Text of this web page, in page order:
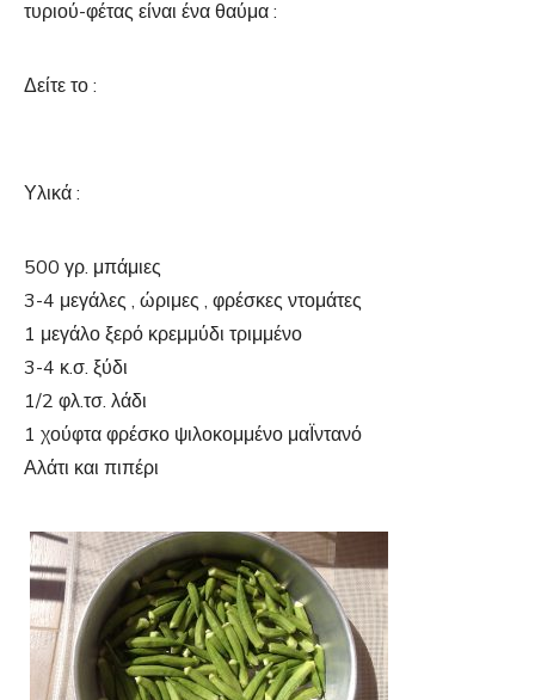
τυριού-φέτας είναι ένα θαύμα :
Δείτε το :
Υλικά :
500 γρ. μπάμιες
3-4 μεγάλες , ώριμες , φρέσκες ντομάτες
1 μεγάλο ξερό κρεμμύδι τριμμένο
3-4 κ.σ. ξύδι
1/2 φλ.τσ. λάδι
1 χούφτα φρέσκο ψιλοκομμένο μαΪντανό
Αλάτι και πιπέρι